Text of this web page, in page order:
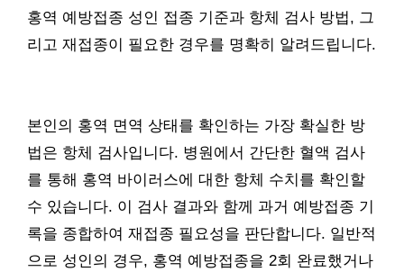
홍역 예방접종 성인 접종 기준과 항체 검사 방법, 그
리고 재접종이 필요한 경우를 명확히 알려드립니다.
본인의 홍역 면역 상태를 확인하는 가장 확실한 방
법은 항체 검사입니다. 병원에서 간단한 혈액 검사
를 통해 홍역 바이러스에 대한 항체 수치를 확인할
수 있습니다. 이 검사 결과와 함께 과거 예방접종 기
록을 종합하여 재접종 필요성을 판단합니다. 일반적
으로 성인의 경우, 홍역 예방접종을 2회 완료했거나